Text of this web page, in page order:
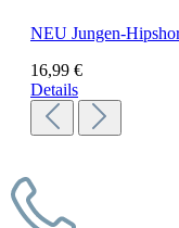
NEU Jungen-
16,99 €
Details